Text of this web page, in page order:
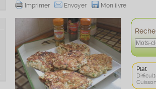
Imprimer Envoyer Mon livre
Plat